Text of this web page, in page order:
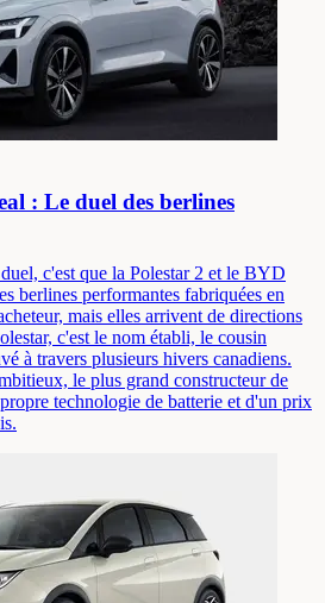
: Le duel des berlines
c'est que la Polestar 2 et le BYD
berlines performantes fabriquées en
mais elles arrivent de directions
c'est le nom établi, le cousin
à travers plusieurs hivers canadiens.
le plus grand constructeur de
technologie de batterie et d'un prix